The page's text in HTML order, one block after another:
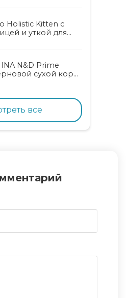
Holistic Kitten с
и уткой для
N&D Prime
сухой корм
и гранатом
все